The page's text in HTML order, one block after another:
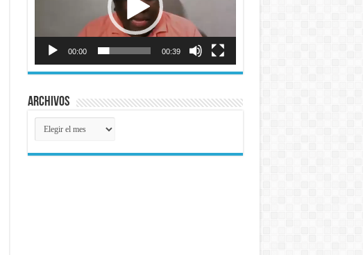
00:00 00:39
Archivos
Archivos